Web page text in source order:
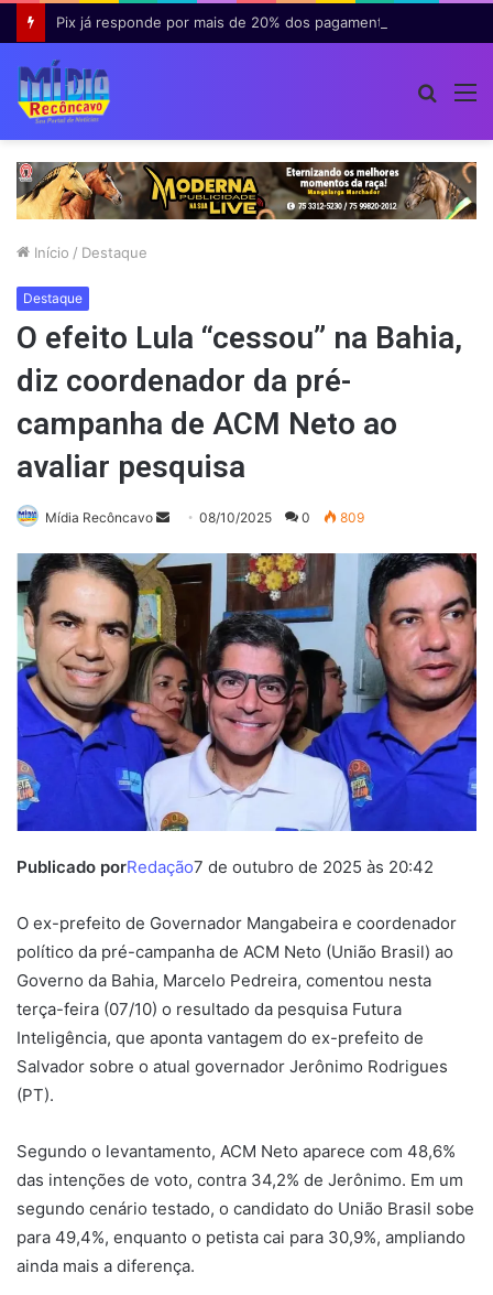
Início / Destaque
Destaque
O efeito Lula “cessou” na Bahia,
diz coordenador da pré-
campanha de ACM Neto ao
avaliar pesquisa
Mídia Recôncavo
Mande
e-
mail
08/10/2025 0 809
Publicado porRedação7 de outubro de 2025 às 20:42
O ex-prefeito de Governador Mangabeira e coordenador
político da pré-campanha de ACM Neto (União Brasil) ao
Governo da Bahia, Marcelo Pedreira, comentou nesta
terça-feira (07/10) o resultado da pesquisa Futura
Inteligência, que aponta vantagem do ex-prefeito de
Salvador sobre o atual governador Jerônimo Rodrigues
(PT).
Segundo o levantamento, ACM Neto aparece com 48,6%
das intenções de voto, contra 34,2% de Jerônimo. Em um
segundo cenário testado, o candidato do União Brasil sobe
para 49,4%, enquanto o petista cai para 30,9%, ampliando
ainda mais a diferença.